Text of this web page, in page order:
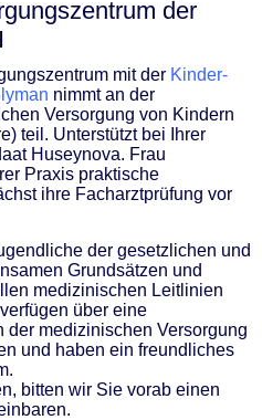
der
mit der Kinder-
nimmt an der
Versorgung von Kindern
teil. Unterstützt bei Ihrer
Huseynova. Frau
Praxis praktische
ihre Facharztprüfung vor
der gesetzlichen und
Grundsätzen und
medizinischen Leitlinien
über eine
der medizinischen Versorgung
und haben ein freundliches
bitten wir Sie vorab einen